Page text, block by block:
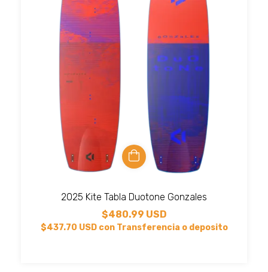
2025 Kite Tabla Duotone Gonzales
$480.99 USD
$437.70 USD con Transferencia o deposito